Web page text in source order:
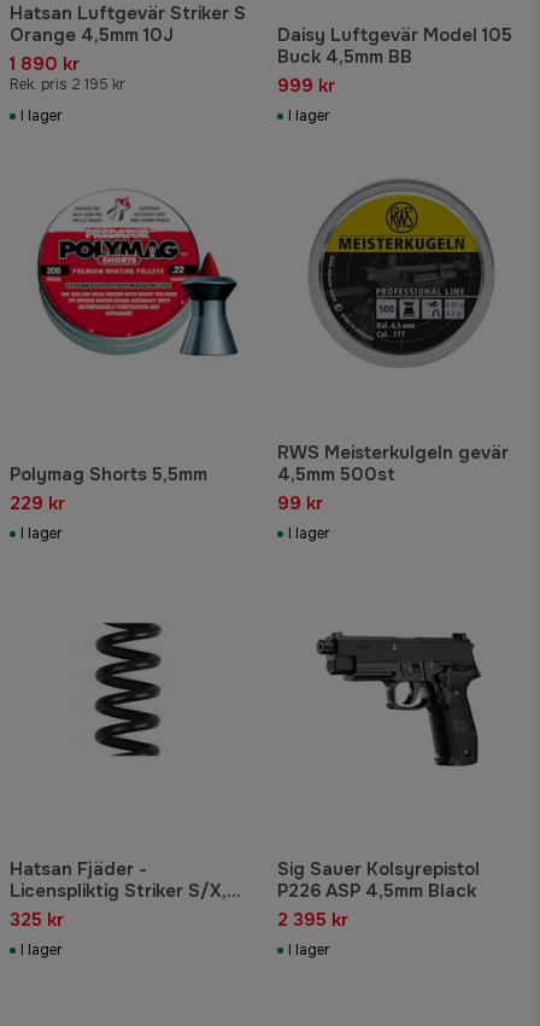
Hatsan Luftgevär Striker S
Orange 4,5mm 10J
1 890 kr
Rek. pris 2 195 kr
I lager
Daisy Luftgevär Model 105
Buck 4,5mm BB
999 kr
I lager
Polymag Shorts 5,5mm
229 kr
I lager
RWS Meisterkulgeln gevär
4,5mm 500st
99 kr
I lager
Hatsan Fjäder -
Licenspliktig Striker S/X,
Airtac
325 kr
I lager
Sig Sauer Kolsyrepistol
P226 ASP 4,5mm Black
2 395 kr
I lager